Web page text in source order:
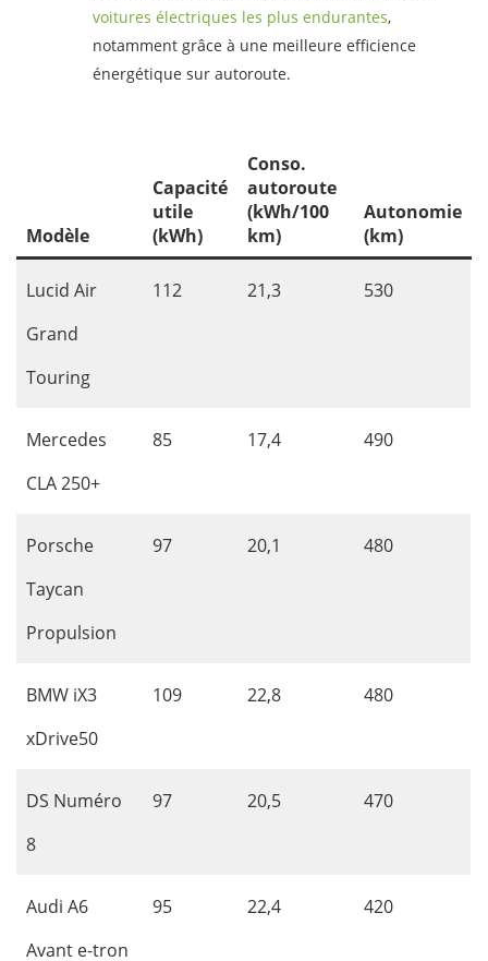
voitures électriques les plus endurantes,
notamment grâce à une meilleure efficience
énergétique sur autoroute.
Modèle
Capacité
utile
(kWh)
Conso.
autoroute
(kWh/100
km)
Autonomie
(km)
Lucid Air
Grand
Touring
112 21,3 530
Mercedes
CLA 250+
85 17,4 490
Porsche
Taycan
Propulsion
97 20,1 480
BMW iX3
xDrive50
109 22,8 480
DS Numéro
8
97 20,5 470
Audi A6
Avant e-tron
95 22,4 420